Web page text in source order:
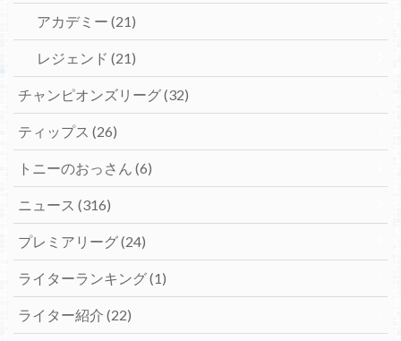
アカデミー (21)
レジェンド (21)
チャンピオンズリーグ(32)
ティップス (26)
トニーのおっさん (6)
ニュース (316)
プレミアリーグ(24)
ライターランキング(1)
ライター紹介 (22)